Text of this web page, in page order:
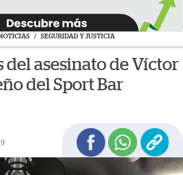
/ SEGURIDAD Y JUSTICIA
del asesinato de Víctor
del Sport Bar